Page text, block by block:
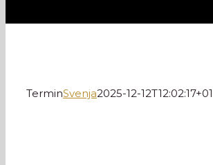
TerminSvenja2025-12-